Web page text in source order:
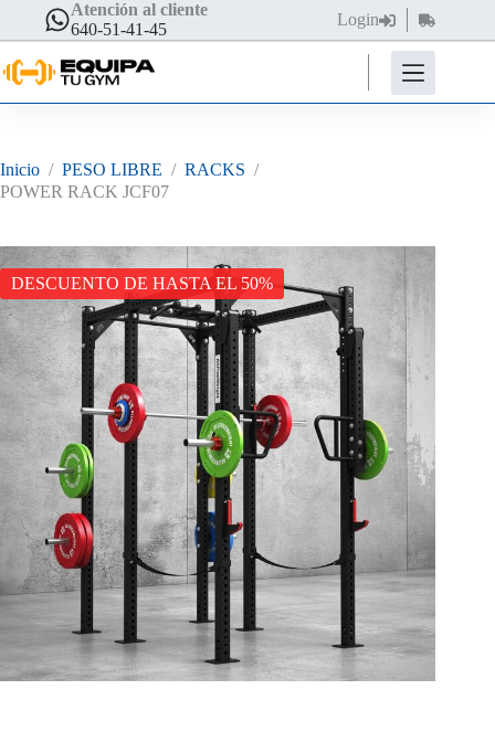
contenido
Atención al cliente
640-51-41-45
Login
Carro
de
compra
Inicio / PESO LIBRE / RACKS /
POWER RACK JCF07
DESCUENTO DE HASTA EL 50%